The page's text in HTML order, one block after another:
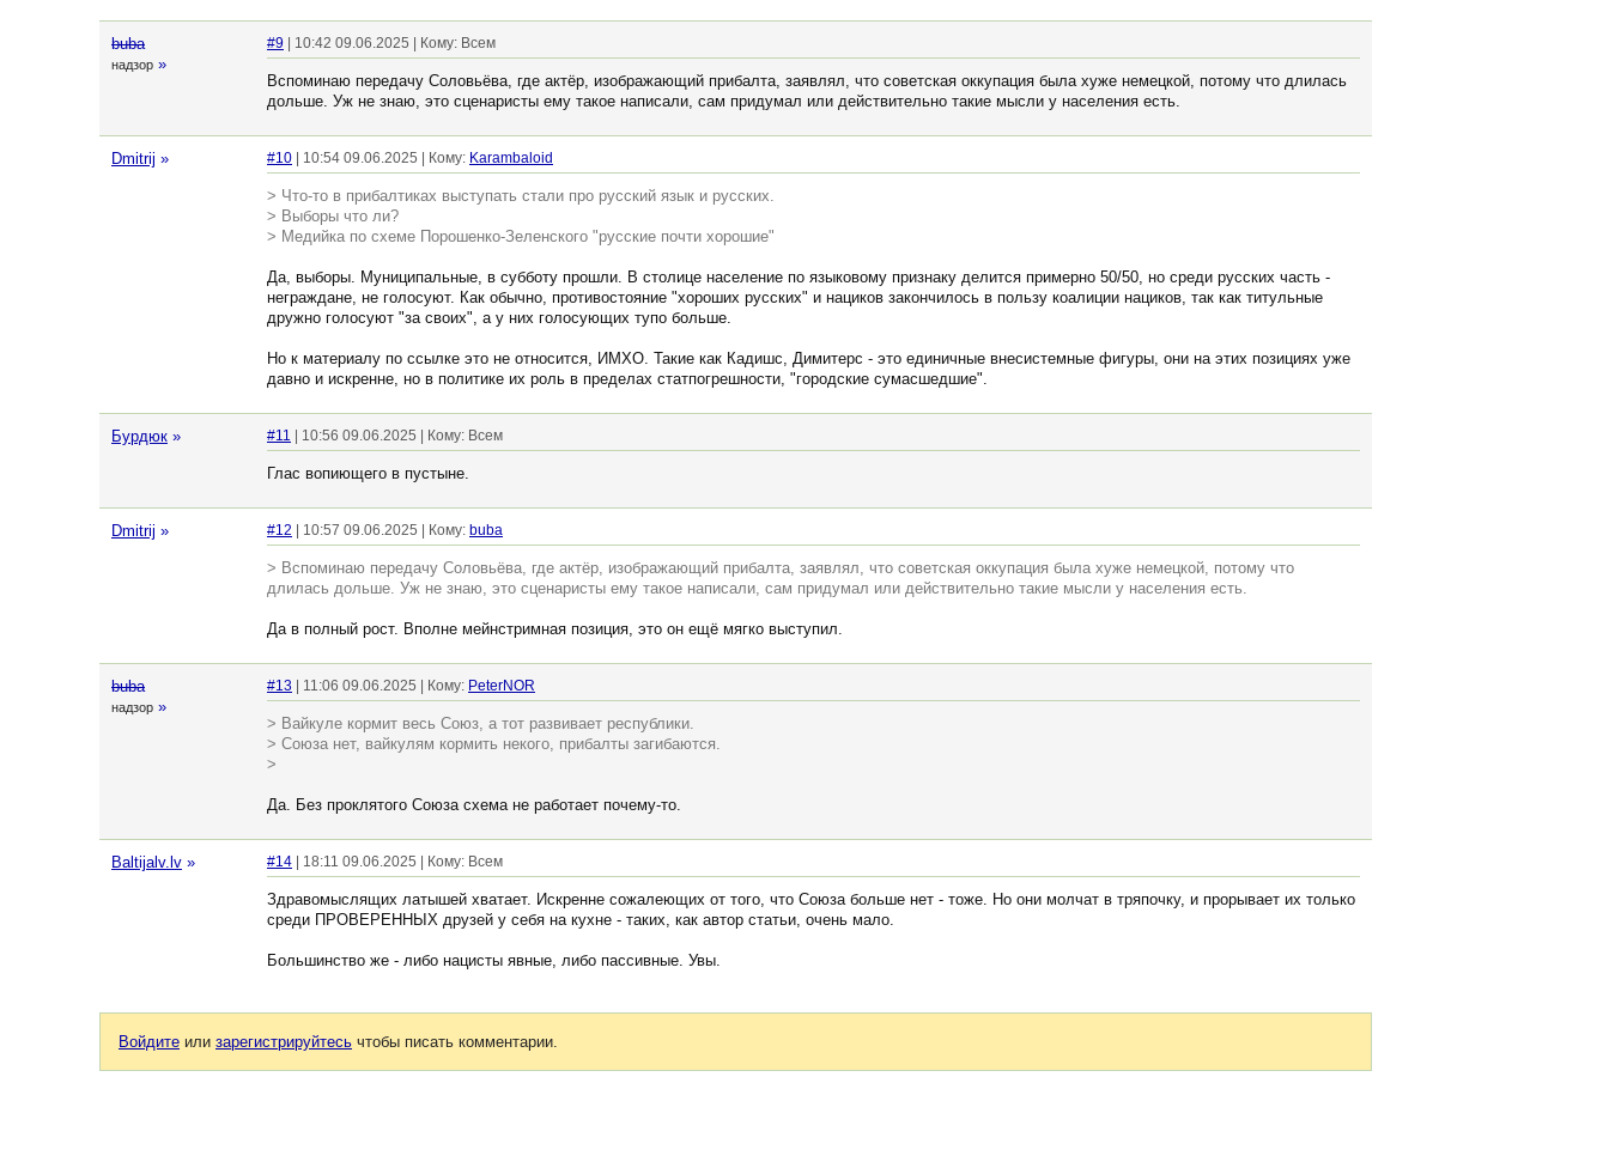
buba
надзор »
#9 | 10:42 09.06.2025 | Кому: Всем
Вспоминаю передачу Соловьёва, где актёр, изображающий прибалта, заявлял, что советская оккупация была хуже немецкой, потому что длилась
дольше. Уж не знаю, это сценаристы ему такое написали, сам придумал или действительно такие мысли у населения есть.
Dmitrij » #10 | 10:54 09.06.2025 | Кому: Karambaloid
> Что-то в прибалтиках выступать стали про русский язык и русских.
> Выборы что ли?
> Медийка по схеме Порошенко-Зеленского "русские почти хорошие"
Да, выборы. Муниципальные, в субботу прошли. В столице население по языковому признаку делится примерно 50/50, но среди русских часть -
неграждане, не голосуют. Как обычно, противостояние "хороших русских" и нациков закончилось в пользу коалиции нациков, так как титульные
дружно голосуют "за своих", а у них голосующих тупо больше.
Но к материалу по ссылке это не относится, ИМХО. Такие как Кадишс, Димитерс - это единичные внесистемные фигуры, они на этих позициях уже
давно и искренне, но в политике их роль в пределах статпогрешности, "городские сумасшедшие".
Бурдюк » #11 | 10:56 09.06.2025 | Кому: Всем
Глас вопиющего в пустыне.
Dmitrij » #12 | 10:57 09.06.2025 | Кому: buba
> Вспоминаю передачу Соловьёва, где актёр, изображающий прибалта, заявлял, что советская оккупация была хуже немецкой, потому что
длилась дольше. Уж не знаю, это сценаристы ему такое написали, сам придумал или действительно такие мысли у населения есть.
Да в полный рост. Вполне мейнстримная позиция, это он ещё мягко выступил.
buba
надзор »
#13 | 11:06 09.06.2025 | Кому: PeterNOR
> Вайкуле кормит весь Союз, а тот развивает республики.
> Союза нет, вайкулям кормить некого, прибалты загибаются.
>
Да. Без проклятого Союза схема не работает почему-то.
Baltijalv.lv » #14 | 18:11 09.06.2025 | Кому: Всем
Здравомыслящих латышей хватает. Искренне сожалеющих от того, что Союза больше нет - тоже. Но они молчат в тряпочку, и прорывает их только
среди ПРОВЕРЕННЫХ друзей у себя на кухне - таких, как автор статьи, очень мало.
Большинство же - либо нацисты явные, либо пассивные. Увы.
Войдите или зарегистрируйтесь чтобы писать комментарии.